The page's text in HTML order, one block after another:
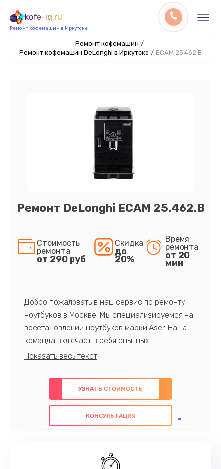
kofe-iq.ru
Ремонт кофемашин в Иркутске
Ремонт кофемашин /
Ремонт кофемашин DeLonghi в Иркутске / ECAM 25.462.B
Ремонт DeLonghi ECAM 25.462.B
Стоимость
ремонта
от 290 руб
Скидка
до
20%
Время
ремонта
от 20
мин
Добро пожаловать в наш сервис по ремонту
ноутбуков в Москве. Мы специализируемся на
восстановлении ноутбуков марки Aser. Наша
команда включает в себя опытных
профессионалов с обширными знаниями и
предлагаем быстрый и качественный ремонт с
использованием оригинальных компонентов, а
также гарантируем качество всех
проведенных работ. Наша цель - предоставить
наилучшим образом. Не медлите записаться на
УЗНАТЬ СТОИМОСТЬ
КОНСУЛЬТАЦИЯ